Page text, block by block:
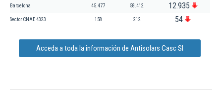
Barcelona 45.477 58.412 12.935
Sector CNAE 4323 158 212 54
Acceda a toda la información de Antisolars Casc Sl